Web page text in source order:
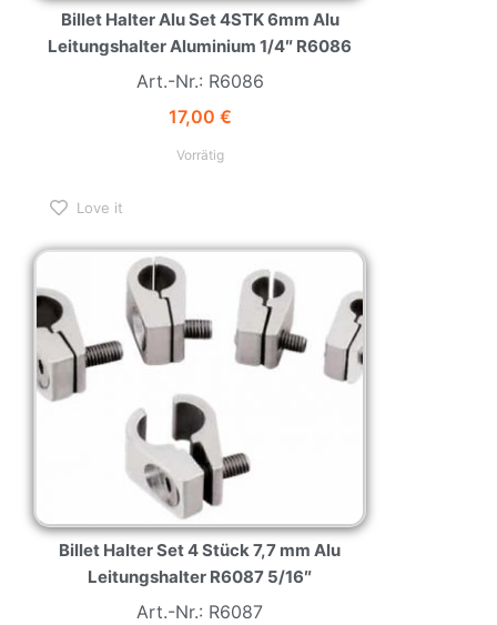
Billet Halter Alu Set 4STK 6mm Alu
Leitungshalter Aluminium 1/4″ R6086
Art.-Nr.: R6086
17,00 €
Vorrätig
Love it
Billet Halter Set 4 Stück 7,7 mm Alu
Leitungshalter R6087 5/16″
Art.-Nr.: R6087